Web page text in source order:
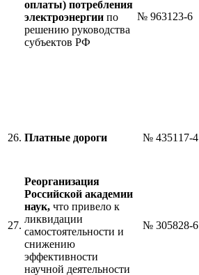
оплаты) потребления
электроэнергии по
решению руководства
субъектов РФ
№ 963123-6
26. Платные дороги № 435117-4
27.
Реорганизация
Российской академии
наук, что привело к
ликвидации
самостоятельности и
снижению
эффективности
научной деятельности
№ 305828-6